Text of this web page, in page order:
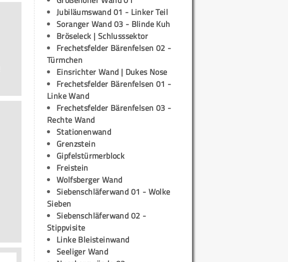
Jubiläumswand 01 - Linker Teil
Soranger Wand 03 - Blinde Kuh
Bröseleck | Schlusssektor
Frechetsfelder Bärenfelsen 02 -
Türmchen
Einsrichter Wand | Dukes Nose
Frechetsfelder Bärenfelsen 01 -
Linke Wand
Frechetsfelder Bärenfelsen 03 -
Rechte Wand
Stationenwand
Grenzstein
Gipfelstürmerblock
Freistein
Wolfsberger Wand
Siebenschläferwand 01 - Wolke
Sieben
Siebenschläferwand 02 -
Stippvisite
Linke Bleisteinwand
Seeliger Wand